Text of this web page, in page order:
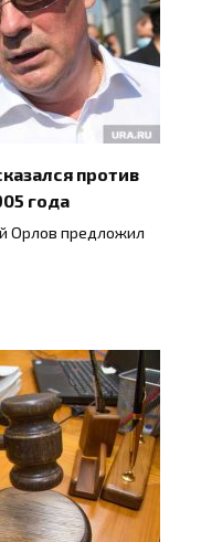
против
года
Орлов предложил